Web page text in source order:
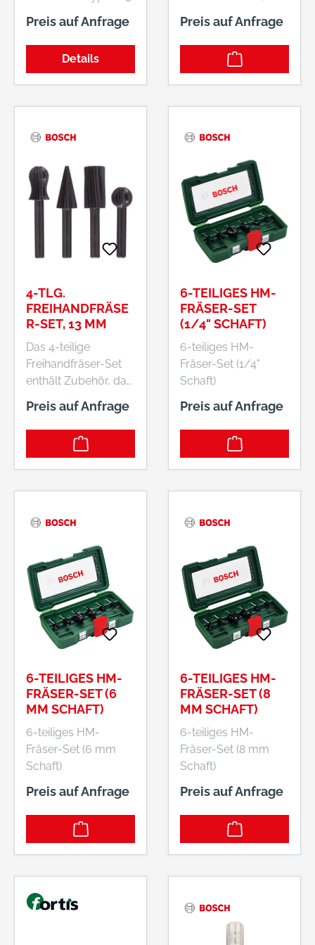
Werksnorm • DIN
1835-B • Drallwinkel
als Umfangsfräser •
Stirn-, seitliches und
diagonales Fräsen •
Scharfkantig
Preis auf Anfrage
Details
und Arbeiten auf
verschiedenen
Formen von
Freihandfräser in
kegelförmig,
wodurch das Set
ideal für viele
Anwendungen ist.
Preis auf Anfrage
4-TLG.
FREIHANDFRÄSE
R-SET, 13 MM
Das 4-teilige
Freihandfräser-Set
enthält Zubehör, das
das Entgraten von
und Arbeiten auf
verschiedenen
Formen von vielen
haben die Formen
zylindrisch und rund.
Dadurch ist das Set
ideal für
verschiedene
Anwendungen in
Holz und
Nichteisenmetallen
Preis auf Anfrage
6-TEILIGES HM-
FRÄSER-SET
(1/4" SCHAFT)
6-teiliges HM-
Fräser-Set (1/4"
Schaft)
Preis auf Anfrage
6-TEILIGES HM-
FRÄSER-SET (6
MM SCHAFT)
6-teiliges HM-
Fräser-Set (6 mm
Schaft)
Preis auf Anfrage
6-TEILIGES HM-
FRÄSER-SET (8
MM SCHAFT)
6-teiliges HM-
Fräser-Set (8 mm
Schaft)
Preis auf Anfrage